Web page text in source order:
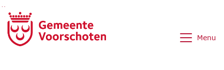
Ga naar de inhoud van deze pagina
Ga naar het zoeken
Ga naar het menu
Menu